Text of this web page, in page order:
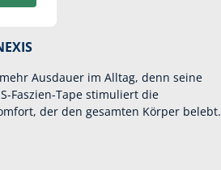
Ausdauer im Alltag, denn seine
Faszien-Tape stimuliert die
der den gesamten Körper belebt.